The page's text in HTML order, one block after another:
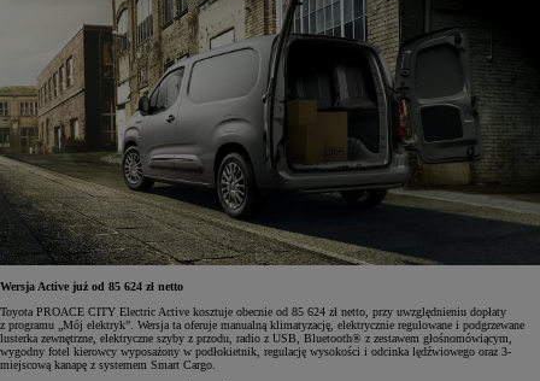
Wersja Active już od 85 624 zł netto
Toyota PROACE CITY Electric Active kosztuje obecnie od 85 624 zł netto, przy uwzględnieniu dopłaty
z programu „Mój elektryk”. Wersja ta oferuje manualną klimatyzację, elektrycznie regulowane i podgrzewane
lusterka zewnętrzne, elektryczne szyby z przodu, radio z USB, Bluetooth® z zestawem głośnomówiącym,
wygodny fotel kierowcy wyposażony w podłokietnik, regulację wysokości i odcinka lędźwiowego oraz 3-
miejscową kanapę z systemem Smart Cargo.